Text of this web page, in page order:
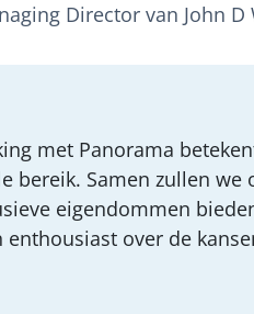
Director van John
met Panorama
bereik. Samen zullen we
eigendommen
enthousiast over de